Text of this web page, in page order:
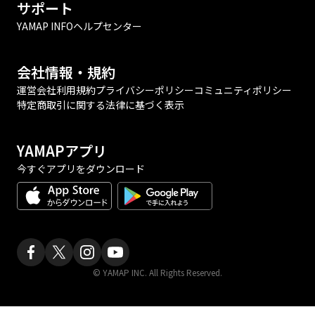
サポート
YAMAP INFOヘルプセンター
会社情報・規約
運営会社利用規約プライバシーポリシーコミュニティポリシー
特定商取引に関する法律に基づく表示
YAMAPアプリ
今すぐアプリをダウンロード
© YAMAP INC. All Rights Reserved.